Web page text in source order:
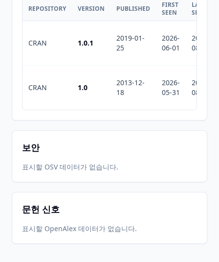
REPOSITORY VERSION PUBLISHED
FIRST
SEEN
LAST
SEEN
CRAN 1.0.1
2019-01-
25
2026-
06-01
2026-
08-08
CRAN 1.0
2013-12-
18
2026-
05-31
2026-
08-08
보안
표시할 OSV 데이터가 없습니다.
문헌 신호
표시할 OpenAlex 데이터가 없습니다.